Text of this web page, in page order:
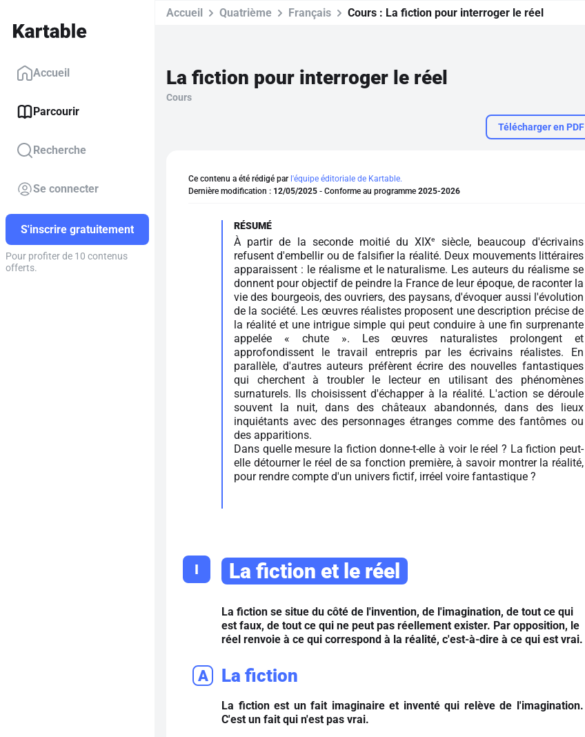
Accueil
Parcourir
Recherche
Se connecter
S'inscrire gratuitement
Pour profiter de 10 contenus
offerts.
Accueil Quatrième Français Cours : La fiction pour interroger le réel
La fiction pour interroger le réel
Cours
Télécharger en PDF
Ce contenu a été rédigé par l'équipe éditoriale de Kartable.
Dernière modification : 12/05/2025 - Conforme au programme 2025-2026
À partir de la seconde moitié du XIXe
siècle, beaucoup d'écrivains
refusent d'embellir ou de falsifier la réalité. Deux mouvements littéraires
apparaissent : le réalisme et le naturalisme. Les auteurs du réalisme se
donnent pour objectif de peindre la France de leur époque, de raconter la
vie des bourgeois, des ouvriers, des paysans, d'évoquer aussi l'évolution
de la société. Les œuvres réalistes proposent une description précise de
la réalité et une intrigue simple qui peut conduire à une fin surprenante
appelée « chute ». Les œuvres naturalistes prolongent et
approfondissent le travail entrepris par les écrivains réalistes. En
parallèle, d'autres auteurs préfèrent écrire des nouvelles fantastiques
qui cherchent à troubler le lecteur en utilisant des phénomènes
surnaturels. Ils choisissent d'échapper à la réalité. L'action se déroule
souvent la nuit, dans des châteaux abandonnés, dans des lieux
inquiétants avec des personnages étranges comme des fantômes ou
des apparitions.
Dans quelle mesure la fiction donne-t-elle à voir le réel ? La fiction peut-
elle détourner le réel de sa fonction première, à savoir montrer la réalité,
pour rendre compte d'un univers fictif, irréel voire fantastique ?
I La fiction et le réel
La fiction se situe du côté de l'invention, de l'imagination, de tout ce qui
est faux, de tout ce qui ne peut pas réellement exister. Par opposition, le
réel renvoie à ce qui correspond à la réalité, c'est-à-dire à ce qui est vrai.
A La fiction
La fiction est un fait imaginaire et inventé qui relève de l'imagination.
C'est un fait qui n'est pas vrai.